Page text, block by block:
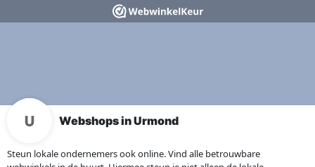
Webshops in Urmond
Steun lokale ondernemers ook online. Vind alle betrouwbare